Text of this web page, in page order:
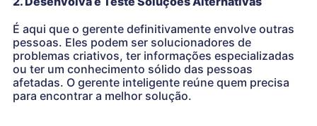
É aqui que o gerente definitivamente envolve outras
pessoas. Eles podem ser solucionadores de
problemas criativos, ter informações especializadas
ou ter um conhecimento sólido das pessoas
afetadas. O gerente inteligente reúne quem precisa
para encontrar a melhor solução.